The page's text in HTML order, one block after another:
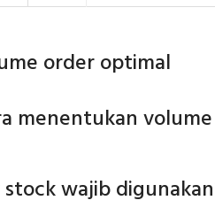
order optimal
menentukan
wajib